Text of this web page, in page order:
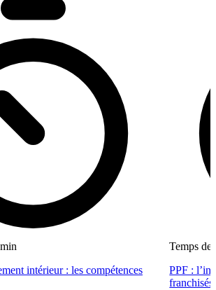
intérieur : les compétences
Temps de
PPF :
franchisés